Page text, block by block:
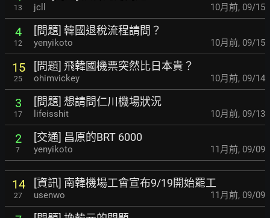
13 jcll 10月前, 09/15
4
12
[問題] 韓國退稅流程請問？
yenyikoto 10月前, 09/15
15
25
[問題] 飛韓國機票突然比日本貴？
ohimvickey 10月前, 09/14
3
17
[問題] 想請問仁川機場狀況
lifeisshit 10月前, 09/13
2
7
[交通] 昌原的BRT 6000
yenyikoto 11月前, 09/09
14
27
[資訊] 南韓機場工會宣布9/19開始罷工
usenwo 11月前, 09/09